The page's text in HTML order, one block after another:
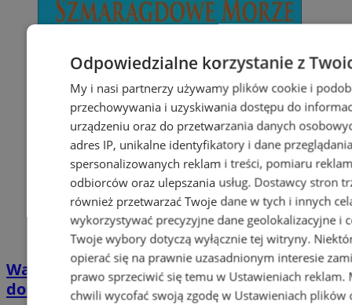
Wakacyjny wypoczynek nad Bałtykiem w
domkach Szmaragdowe Morze
Odpowiedzialne korzystanie z
My i nasi partnerzy używamy plików cookie i
przechowywania i uzyskiwania dostępu do
urządzeniu oraz do przetwarzania danych
adres IP, unikalne identyfikatory i dane
spersonalizowanych reklam i treści, pomiaru
odbiorców oraz ulepszania usług. Dostawcy stron
również przetwarzać Twoje dane w tych i innych
wykorzystywać precyzyjne dane geolokalizacyjne i
Twoje wybory dotyczą wyłącznie tej witryny.
opierać się na prawnie uzasadnionym interesie
prawo sprzeciwić się temu w Ustawieniach reklam.
chwili wycofać swoją zgodę w Ustawieniach plików